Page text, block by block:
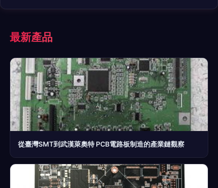
最新產品
從臺灣SMT到武漢萊奧特 PCB電路板制造的產業鏈觀察